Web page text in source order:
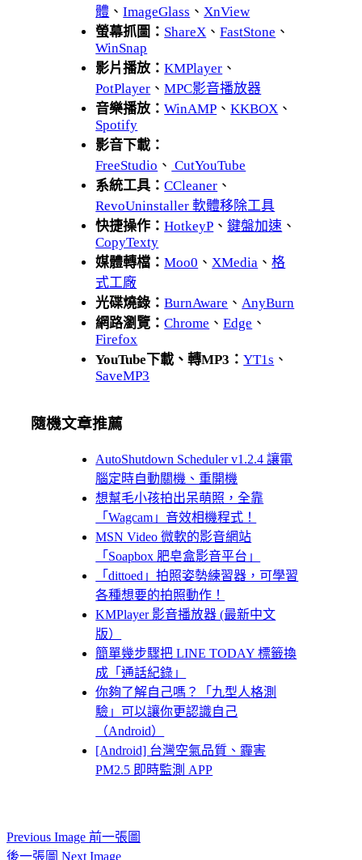
體 、ImageGlass 、 XnView
螢幕抓圖： ShareX 、FastStone 、
WinSnap
影片播放：KMPlayer 、
PotPlayer 、MPC影音播放器
音樂播放：WinAMP 、KKBOX 、
Spotify
影音下載：
FreeStudio 、 CutYouTube
系統工具：CCleaner 、
RevoUninstaller 軟體移除工具
快捷操作：HotkeyP 、鍵盤加速 、
CopyTexty
媒體轉檔：Moo0 、 XMedia 、格
式工廠
光碟燒錄：BurnAware 、 AnyBurn
網路瀏覽：Chrome 、Edge 、
Firefox
YouTube下載、轉MP3：YT1s 、
SaveMP3
隨機文章推薦
AutoShutdown Scheduler v1.2.4 讓電
腦定時自動關機、重開機
想幫毛小孩拍出呆萌照，全靠
「Wagcam」音效相機程式！
MSN Video 微軟的影音網站
「Soapbox 肥皂盒影音平台」
「dittoed」拍照姿勢練習器，可學習
各種想要的拍照動作！
KMPlayer 影音播放器 (最新中文
版）
簡單幾步驟把 LINE TODAY 標籤換
成「通話紀錄」
你夠了解自己嗎？「九型人格測
驗」可以讓你更認識自己
（Android）
[Android] 台灣空氣品質、霾害
PM2.5 即時監測 APP
Previous Image 前一張圖
後一張圖 Next Image